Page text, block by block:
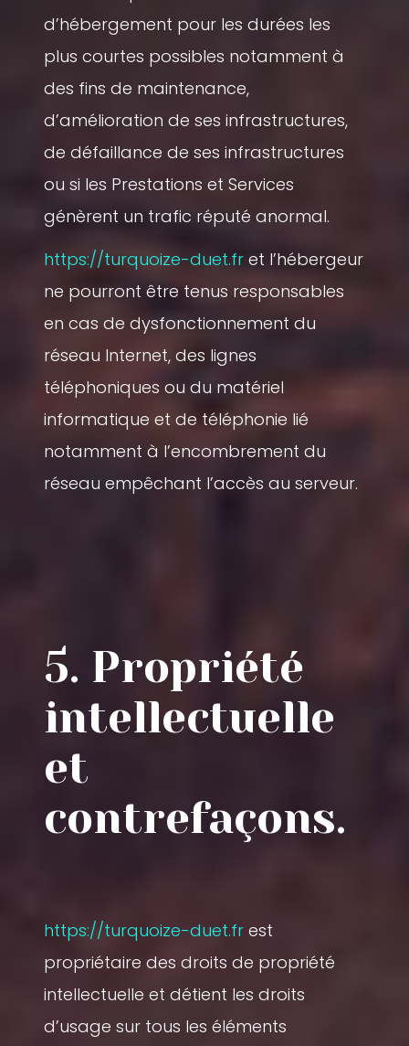
d’hébergement pour les durées les
plus courtes possibles notamment à
des fins de maintenance,
d’amélioration de ses infrastructures,
de défaillance de ses infrastructures
ou si les Prestations et Services
génèrent un trafic réputé anormal.
https://turquoize-duet.fret l’hébergeur
ne pourront être tenus responsables
en cas de dysfonctionnement du
réseau Internet, des lignes
téléphoniques ou du matériel
informatique et de téléphonie lié
notamment à l’encombrement du
réseau empêchant l’accès au serveur.
5. Propriété
intellectuelle
et
contrefaçons.
https://turquoize-duet.frest
propriétaire des droits de propriété
intellectuelle et détient les droits
d’usage sur tous les éléments